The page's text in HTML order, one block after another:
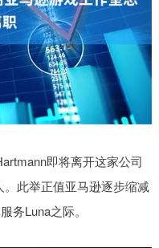
即将离开这家公司
此举正值亚马逊逐步缩减
务Luna之际。